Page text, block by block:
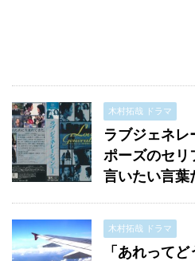
木村拓哉 ドラマ
ラブジェネ
ポーズのセリ
言いたい言葉
木村拓哉 ドラマ
「あれって